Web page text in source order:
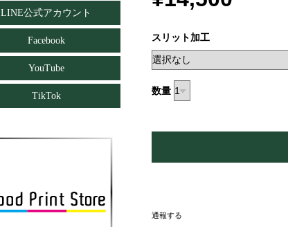
スリット加工
数量
通報する
LINE公式アカウント
Facebook
YouTube
TikTok